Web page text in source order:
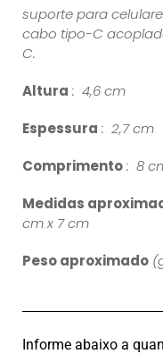
suporte para
cabo tipo-C
C.
Altura : 4,6 cm
Espessura : 2,7 cm
Comprimento: 8
Medidas
cm x 7 cm
Peso aproximado
Informe abaixo a